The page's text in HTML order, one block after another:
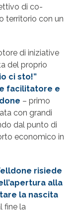
di co-
territorio con un
di iniziative
del proprio
ci sto!”
facilitatore e
– primo
con grandi
dal punto di
economico in
risiede
alla
la nascita
fine la